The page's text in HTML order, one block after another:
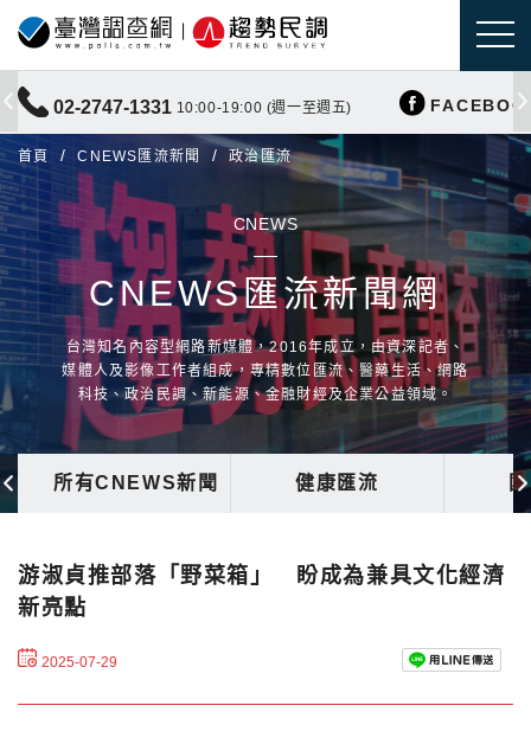
02-2747-1331 10:00-19:00 (週一至週五)
首頁 CNEWS匯流新聞 政治匯流
CNEWS
CNEWS匯流新聞網
台灣知名內容型網路新媒體，2016年成立，由資深記者、
媒體人及影像工作者組成，專精數位匯流、醫藥生活、網路
科技、政治民調、新能源、金融財經及企業公益領域。
所有CNEWS新聞 健康匯流
游淑貞推部落「野菜箱」 盼成為兼具文化經濟
新亮點
2025-07-29